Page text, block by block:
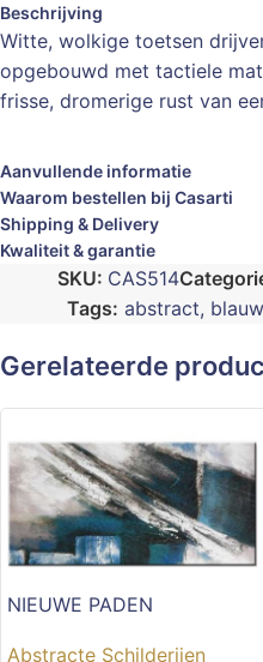
Beschrijving
Witte, wolkige toetsen
opgebouwd met tactiele
frisse, dromerige rust van
Aanvullende informatie
Waarom bestellen bij Casarti
Shipping & Delivery
Kwaliteit & garantie
SKU: CAS514
Tags: abstract, blauw
Gerelateerde
NIEUWE PADEN
Abstracte Schilderijen